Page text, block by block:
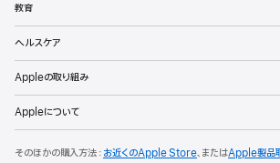
教育
ヘルスケア
Appleの取り組み
Appleについて
そのほかの購入方法： お近くのApple Store、またはApple製品